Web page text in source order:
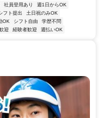
社員登用あり
週1日からOK
フト提出
土日祝のみOK
OK シフト自由
学歴不問
迎 経験者歓迎 週払いOK